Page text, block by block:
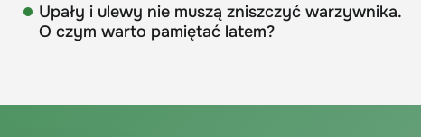
Upały i ulewy nie muszą zniszczyć warzywnika.
O czym warto pamiętać latem?